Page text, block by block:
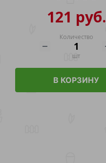
121 руб.
Количество
шт
В КОРЗИНУ